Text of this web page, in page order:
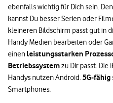
ebenfalls wichtig für Dich sein.
kannst Du besser Serien oder
kleineren Bildschirm passt gut in
Handy Medien bearbeiten oder
einen leistungsstarken
Betriebssystemzu Dir passt. Die
Handys nutzen Android.5G-fähig
Smartphones.